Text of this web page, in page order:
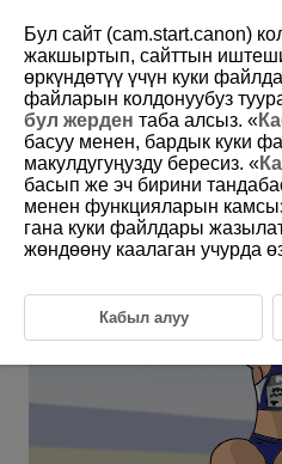
6-9 Track and Field:
Jump
This setting is perfect for
jumpers.
Бул сайт (cam.start.canon)
жакшыртып, сайттын
өркүндөтүү үчүн куки
файларын колдонуубуз
бул жерден таба алсыз. «
басуу менен, бардык куки
макулдугуңузду бересиз. «
басып же эч бирини
менен функцияларын
гана куки файлдары
жөндөөну каалаган учурда
Кабыл алуу